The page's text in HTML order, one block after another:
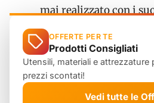
mai realizzato con i
mila pannelli solari e
potenza nominale. Il
trasformato una ex
l’estrazione del
solare galleggiante più
OFFERTE PER TE
Prodotti Consigliati
Utensili, materiali e attrezzature
prezzi scontati!
Vedi tutte le